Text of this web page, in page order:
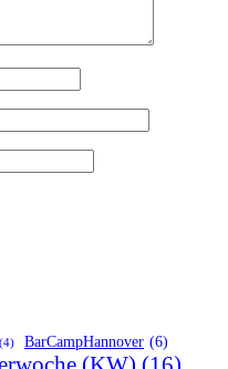
(4) BarCampHannover (6)